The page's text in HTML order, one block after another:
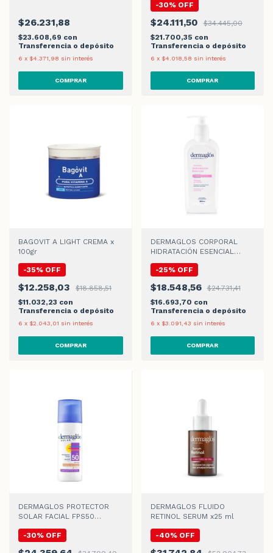
$26.231,88
$23.608,69 con
Transferencia o depósito
6 x $4.371,98 sin interés
-30% OFF
$24.111,50
$34.445,00
$21.700,35 con
Transferencia o depósito
6 x $4.018,58 sin interés
BAGOVIT A LIGHT CREMA x
100gr
-35% OFF
$12.258,03
$18.858,51
$11.032,23 con
Transferencia o depósito
6 x $2.043,01 sin interés
DERMAGLOS CORPORAL
HIDRATACIÓN ESENCIAL
EMULSIÓN x 300ml
-25% OFF
$18.548,56
$24.731,41
$16.693,70 con
Transferencia o depósito
6 x $3.091,43 sin interés
DERMAGLOS PROTECTOR
SOLAR FACIAL FPS50
x50gr
-30% OFF
DERMAGLOS FLUIDO
RETINOL SERUM x25 ml
-40% OFF